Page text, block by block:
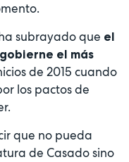
subrayado que el
el más
de 2015 cuando
los pactos de
que no pueda
de Casado sino